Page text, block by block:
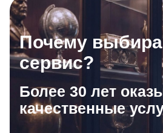
Почему
сервис?
Более 30 лет
качественные